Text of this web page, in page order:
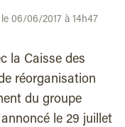
06/06/2017 à 14h47
la Caisse des
réorganisation
du groupe
le 29 juillet